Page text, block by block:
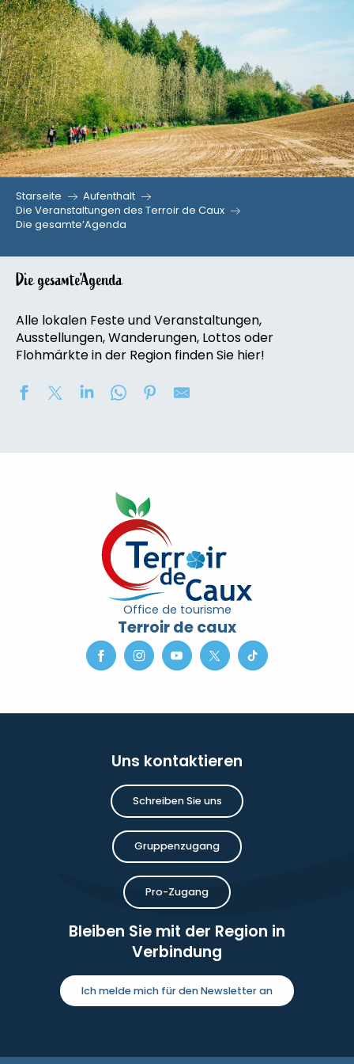
Aller
au
contenu
principal
Starseite
Aufenthalt
Die Veranstaltungen des Terroir de Caux
Die gesamte’Agenda
Die gesamte’Agenda
Alle lokalen Feste und Veranstaltungen,
Ausstellungen, Wanderungen, Lottos oder
Flohmärkte in der Region finden Sie hier!
Concours de châteaux de sable
Soirée contée « Soir des Ombres » avec la
Exposition de peinture : Elisabeth Haloo Joye et
Exposition de peinture - Karine Duriez
[Exposition] Peinture comme photo, photo comme
Exposition : Bénédicte, Cédric & René Vardon
Stage de natation 2026
Exposition : au jardin potager
Marche douce et botanique
Concerts à l'Envers du Croco
Office de tourisme
Terroir de caux
Uns kontaktieren
Schreiben Sie uns
Gruppenzugang
Pro-Zugang
Bleiben Sie mit der Region in
Verbindung
Ich melde mich für den Newsletter an